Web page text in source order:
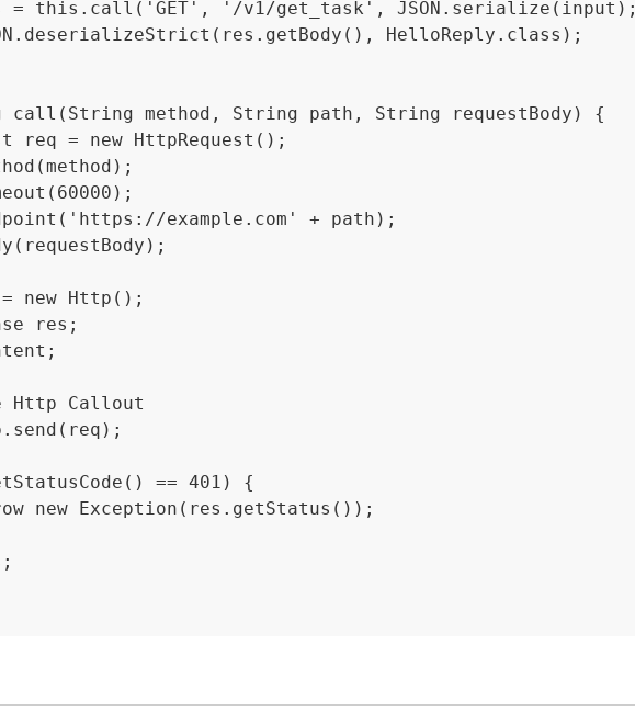
= this.call('GET', '/v1/get_task', JSON.serialize(input);
HelloReply.class);
call(String method, String path, String requestBody) {
req = new HttpRequest();
example.com' + path);
new Http();
res;
Http Callout
== 401) {
new Exception(res.getStatus());